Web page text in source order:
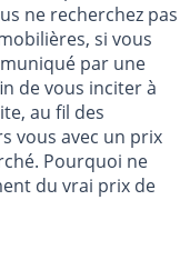
ne recherchez pas
si vous
par une
de vous inciter à
au fil des
vous avec un prix
Pourquoi ne
du vrai prix de